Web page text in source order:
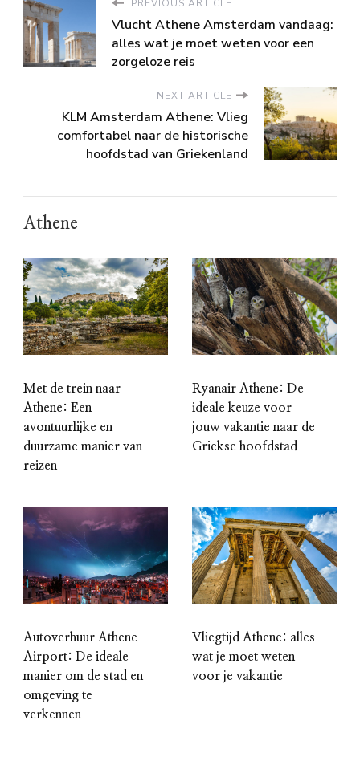
PREVIOUS ARTICLE
Vlucht Athene Amsterdam vandaag:
alles wat je moet weten voor een
zorgeloze reis
NEXT ARTICLE
KLM Amsterdam Athene: Vlieg
comfortabel naar de historische
hoofdstad van Griekenland
Athene
Met de trein naar
Athene: Een
avontuurlijke en
duurzame manier van
reizen
Ryanair Athene: De
ideale keuze voor
jouw vakantie naar de
Griekse hoofdstad
Autoverhuur Athene
Airport: De ideale
manier om de stad en
omgeving te
verkennen
Vliegtijd Athene: alles
wat je moet weten
voor je vakantie